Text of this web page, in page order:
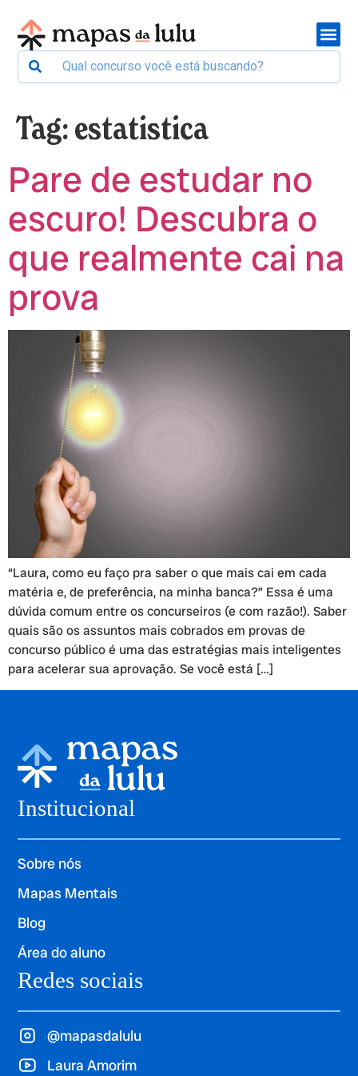
Tag:estatistica
Pare de estudar no
escuro! Descubra o
que realmente cai na
prova
“Laura, como eu faço pra saber o que mais cai em cada
matéria e, de preferência, na minha banca?” Essa é uma
dúvida comum entre os concurseiros (e com razão!). Saber
quais são os assuntos mais cobrados em provas de
concurso público é uma das estratégias mais inteligentes
para acelerar sua aprovação. Se você está […]
Institucional
Sobre nós
Mapas Mentais
Blog
Área do aluno
Redes sociais
@mapasdalulu
Laura Amorim